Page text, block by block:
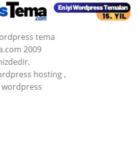
tema
2009
hosting ,